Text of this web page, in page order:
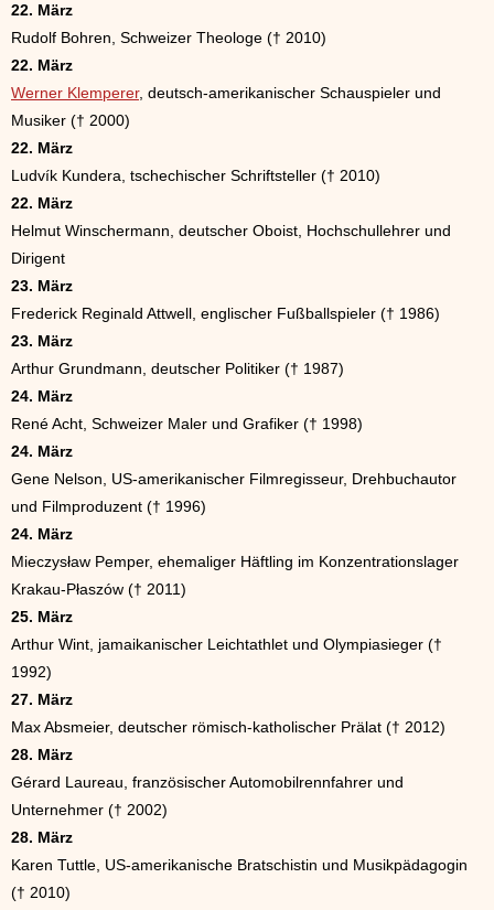
22. März
Rudolf Bohren, Schweizer Theologe († 2010)
22. März
Werner Klemperer, deutsch-amerikanischer Schauspieler und
Musiker († 2000)
22. März
Ludvík Kundera, tschechischer Schriftsteller († 2010)
22. März
Helmut Winschermann, deutscher Oboist, Hochschullehrer und
Dirigent
23. März
Frederick Reginald Attwell, englischer Fußballspieler († 1986)
23. März
Arthur Grundmann, deutscher Politiker († 1987)
24. März
René Acht, Schweizer Maler und Grafiker († 1998)
24. März
Gene Nelson, US-amerikanischer Filmregisseur, Drehbuchautor
und Filmproduzent († 1996)
24. März
Mieczysław Pemper, ehemaliger Häftling im Konzentrationslager
Krakau-Płaszów († 2011)
25. März
Arthur Wint, jamaikanischer Leichtathlet und Olympiasieger (†
1992)
27. März
Max Absmeier, deutscher römisch-katholischer Prälat († 2012)
28. März
Gérard Laureau, französischer Automobilrennfahrer und
Unternehmer († 2002)
28. März
Karen Tuttle, US-amerikanische Bratschistin und Musikpädagogin
(† 2010)